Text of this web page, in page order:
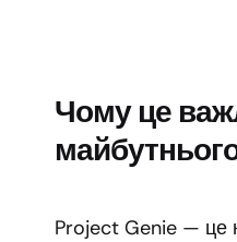
Чому це
Project Genie — це